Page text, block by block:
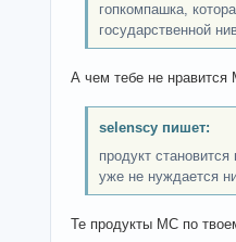
гопкомпашка,
государственной
А чем тебе не нравится
selenscy пишет:
продукт
уже не нуждается
Те продукты МС по